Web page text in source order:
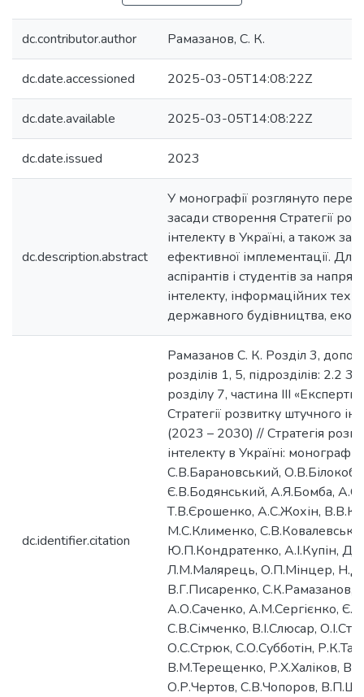
dc.contributor.author Рамазанов, С. К.
dc.date.accessioned 2025-03-05T14:08:22Z
dc.date.available 2025-03-05T14:08:22Z
dc.date.issued 2023
dc.description.abstract
У монографії розглянуто
засади створення Стратегії
інтелекту в Україні, а також
ефективної імплементації. Для
аспірантів і студентів за
інтелекту, інформаційних
державного будівництва,
dc.identifier.citation
Рамазанов С. К. Розділ 3,
розділів 1, 5, підрозділів: 2.2
розділу 7, частина ІІІ
Стратегії розвитку штучного
(2023 – 2030) // Стратегія
інтелекту в Україні:
С.В.Барановський,
Є.В.Бодянський, А.Я.Бомба,
Т.В.Єрошенко, А.С.Жохін,
М.С.Клименко,
Ю.П.Кондратенко, А.І.Купін,
Л.М.Малярець, О.П.Мінцер,
В.Г.Писаренко, С.К.Рамазанов,
A.О.Саченко, А.М.Сергієнко,
С.В.Сімченко, В.І.Слюсар,
О.С.Стрюк, С.О.Субботін,
В.М.Терещенко, Р.Х.Халіков,
О.Р.Чертов, С.В.Чопоров,